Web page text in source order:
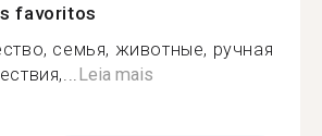
favoritos
семья, животные, ручная
Leia mais